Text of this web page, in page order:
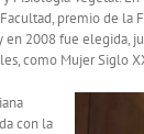
premio de la
en 2008 fue elegida,
como Mujer Siglo
con la